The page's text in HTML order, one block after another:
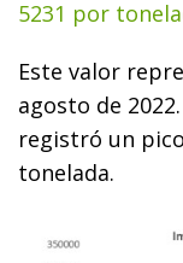
5231 por
Este valor
agosto de
registró un
tonelada.